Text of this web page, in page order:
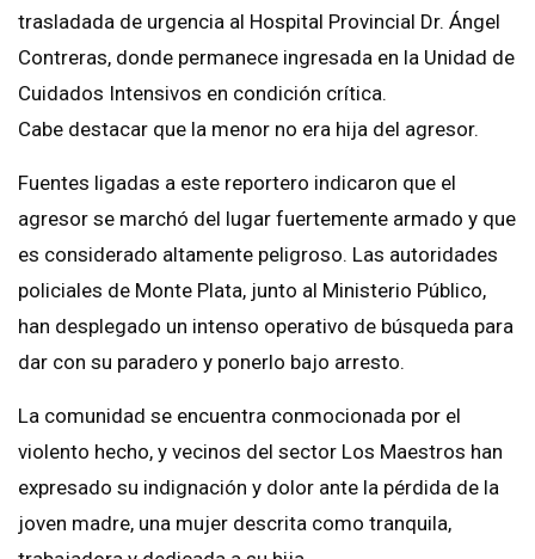
trasladada de urgencia al Hospital Provincial Dr. Ángel
Contreras, donde permanece ingresada en la Unidad de
Cuidados Intensivos en condición crítica.
Cabe destacar que la menor no era hija del agresor.
Fuentes ligadas a este reportero indicaron que el
agresor se marchó del lugar fuertemente armado y que
es considerado altamente peligroso. Las autoridades
policiales de Monte Plata, junto al Ministerio Público,
han desplegado un intenso operativo de búsqueda para
dar con su paradero y ponerlo bajo arresto.
La comunidad se encuentra conmocionada por el
violento hecho, y vecinos del sector Los Maestros han
expresado su indignación y dolor ante la pérdida de la
joven madre, una mujer descrita como tranquila,